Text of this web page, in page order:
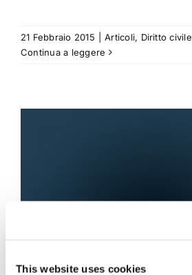
This website uses cookies
21 Febbraio 2015 Articoli, Diritto civile
Continua a leggere